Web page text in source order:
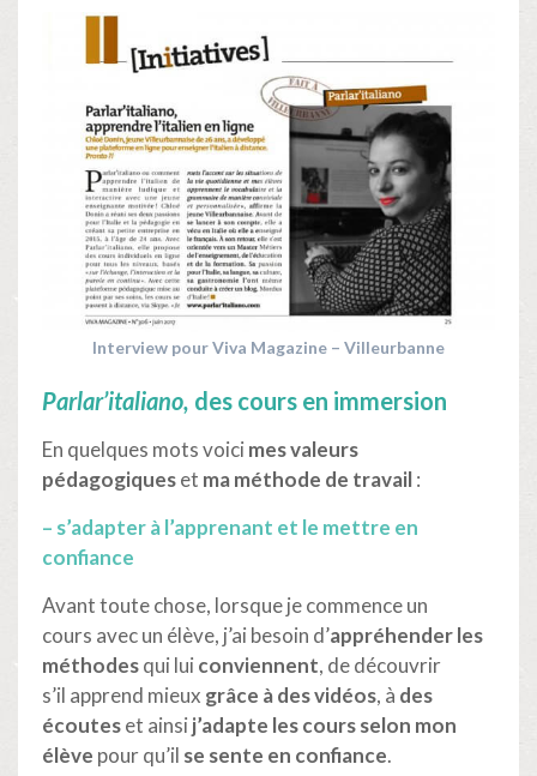
Interview pour Viva Magazine – Villeurbanne
Parlar’italiano, des cours en immersion
En quelques mots voici mes valeurs
pédagogiqueset ma méthode de travail:
– s’adapter à l’apprenant et le mettre en
confiance
Avant toute chose, lorsque je commence un
cours avec un élève, j’ai besoin d’appréhender les
méthodesqui lui conviennent, de découvrir
s’il apprend mieux grâce à des vidéos, à des
écouteset ainsi j’adapte les cours selon mon
élève pour qu’il se sente en confiance.